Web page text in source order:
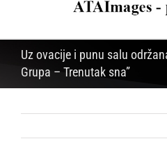
Uz ovacije i punu salu
Grupa – Trenutak sna”